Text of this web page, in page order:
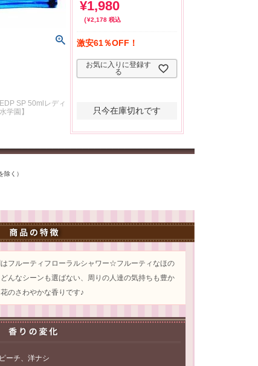
SP 50mlレディ
学園】
¥1,980
¥2,178 税込
激安61％OFF！
お気に入りに登録す
る
只今在庫切れです
除く）
フルーティフローラルシャワー☆フルーティなほの
んなシーンも選ばない、周りの人達の気持ちも豊か
のさわやかな香りです♪
ーチ、洋ナシ